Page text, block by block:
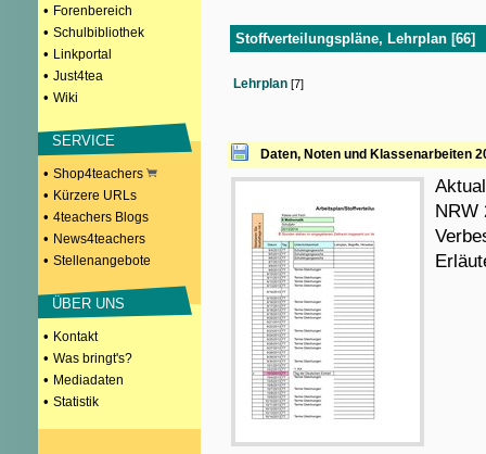
• Forenbereich
• Schulbibliothek
• Linkportal
• Just4tea
• Wiki
SERVICE
• Shop4teachers
• Kürzere URLs
• 4teachers Blogs
• News4teachers
• Stellenangebote
ÜBER UNS
• Kontakt
• Was bringt's?
• Mediadaten
• Statistik
Stoffverteilungspläne, Lehrplan [66]
Lehrplan [7]
Daten, Noten und Klassenarbeiten
NRW